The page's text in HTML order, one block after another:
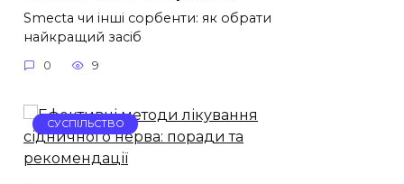
Smecta чи інші сорбенти: як обрати
найкращий засіб
0 9
СУСПІЛЬСТВО